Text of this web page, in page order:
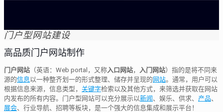
门户型网站建设
高品质门户网站制作
门户网站 （英语： Web portal ，又称 入口网站， 入门网站）指的是将不同来
源的信息 以一种整齐划一的形式整理、储存并呈现的 网站。通常，用户可以
根据信息来源，信息类型， 关键字检索以及其他方式，来筛选并获取在网站
内发布的所有内容。门户型网站可以充分展示以新闻 、娱乐、供求、 产品、
展会、行业导航、招聘等板块，是一个强大的信息集成和展示平台！